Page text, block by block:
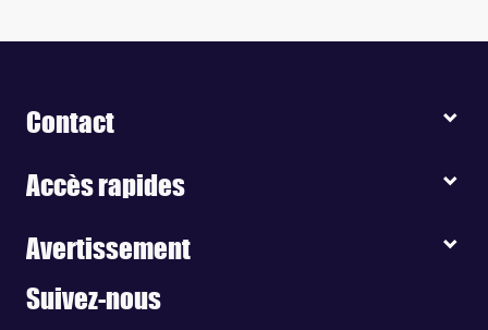
Contact
Accès rapides
Avertissement
Suivez-nous